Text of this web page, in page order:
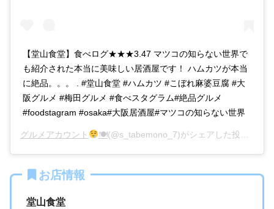
【堂山食堂】食べログ★★★3.47 マツコの知らない世界で
も紹介された本当に美味しい居酒屋です！ ハムカツが本当
に絶品。。。 . #堂山食堂 #ハムカツ #こぼれ麻婆豆腐 #大
阪グルメ #梅田グルメ #食べスタグラム#絶品グルメ
#foodstagram #osaka#大阪居酒屋#マツコの知らない世界
グルメアカウント 🍽(@s_tabemono_7)がシェアした投稿 –
お店情報
堂山食堂